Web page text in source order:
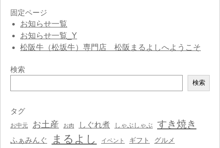
固定ページ
お知らせ一覧
お知らせ一覧_Y
松阪牛（松坂牛）専門店 松阪まるよしへようこそ
検索
索
検索
タグ
お中元 お土産 お肉 しぐれ煮 しゃぶしゃぶ すき焼き
ふぁみんぐ まるよし イベント ギフト グルメ